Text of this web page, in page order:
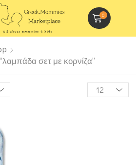
0
σετ με κορνίζα”